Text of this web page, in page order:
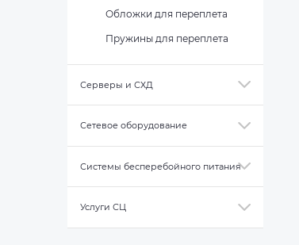
Обложки для переплета
Пружины для переплета
Серверы и СХД
Сетевое оборудование
Системы бесперебойного питания
Услуги СЦ